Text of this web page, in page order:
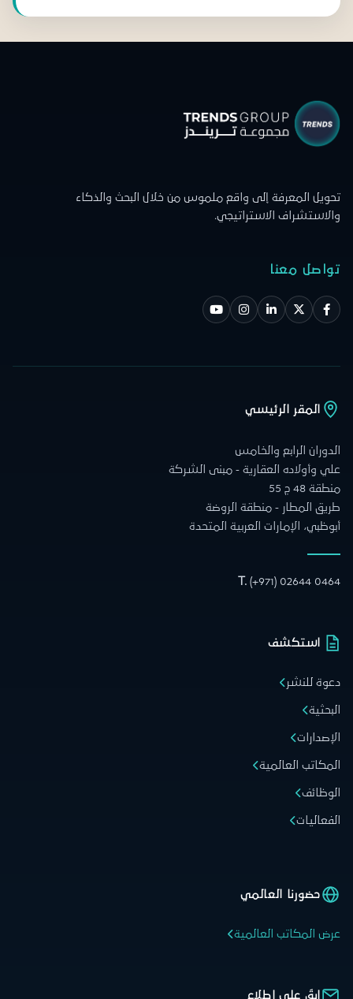
تحويل المعرفة إلى واقع ملموس من خلال البحث والذكاء
والاستشراف الاستراتيجي.
تواصل معنا
المقر الرئيسي
الدوران الرابع والخامس
علي وأولاده العقارية - مبنى الشركة
منطقة 48 ج 55
طريق المطار - منطقة الروضة
أبوظبي، الإمارات العربية المتحدة
(+971) 02644 0464
استكشف
دعوة للنشر
البحثية
الإصدارات
المكاتب العالمية
الوظائف
الفعاليات
حضورنا العالمي
عرض المكاتب العالمية
ابقَ على اطلاع